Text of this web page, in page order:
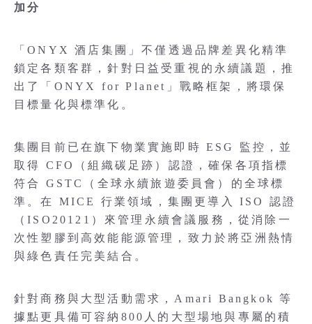
加分
「ONYX 酒店集團」不僅透過品牌差異化精準
鎖定各類客群，針對日益受重視的永續議題，推
出了「ONYX for Planet」戰略框架，將環保
目標量化與標準化。
集團目前已在旗下物業實施即時 ESG 監控，並
取得 CFO（組織碳足跡）認證，確保各項指標
符合 GSTC（全球永續旅遊委員會）的全球標
準。在 MICE 行業領域，集團更導入 ISO 認證
（ISO20121）來管理永續會議服務，從消除一
次性塑膠到高效能能源管理，致力於將亞洲熱情
與綠色責任完美結合。
針對商務與大型活動需求，Amari Bangkok 等
據點更具備可容納800人的大型場地與專屬的積